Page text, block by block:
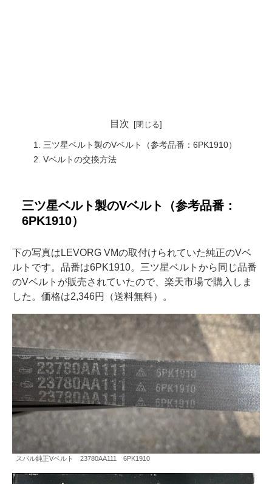
目次
三ツ星ベルト製のVベルト（参考品番：6PK1910）
Vベルトの交換方法
三ツ星ベルト製のVベルト（参考品番：
6PK1910）
下の写真はLEVORG VMの取付けられていた純正のVベ
ルトです。品番は6PK1910。三ツ星ベルトから同じ品番
のVベルトが販売されていたので、楽天市場で購入しま
した。価格は2,346円（送料無料）。
スバル純正Vベルト 23780AA111 6PK1910